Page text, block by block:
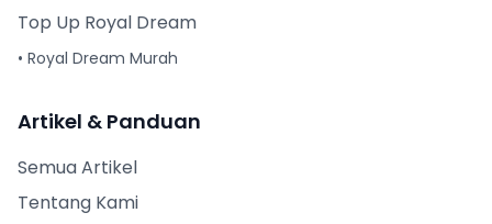
Top Up Royal Dream
• Royal Dream Murah
Artikel & Panduan
Semua Artikel
Tentang Kami